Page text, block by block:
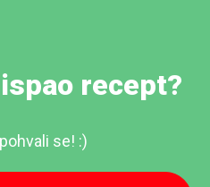
recept?
se! :)